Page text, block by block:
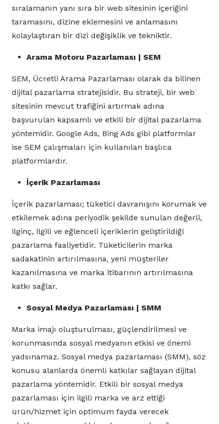
sıralamanın yanı sıra bir web sitesinin içeriğini
taramasını, dizine eklemesini ve anlamasını
kolaylaştıran bir dizi değişiklik ve tekniktir.
Arama Motoru Pazarlaması | SEM
SEM, Ücretli Arama Pazarlaması olarak da bilinen
dijital pazarlama stratejisidir. Bu strateji, bir web
sitesinin mevcut trafiğini artırmak adına
başvurulan kapsamlı ve etkili bir dijital pazarlama
yöntemidir. Google Ads, Bing Ads gibi platformlar
ise SEM çalışmaları için kullanılan başlıca
platformlardır.
İçerik Pazarlaması
İçerik pazarlaması; tüketici davranışını korumak ve
etkilemek adına periyodik şekilde sunulan değerli,
ilginç, ilgili ve eğlenceli içeriklerin geliştirildiği
pazarlama faaliyetidir. Tüketicilerin marka
sadakatinin artırılmasına, yeni müşteriler
kazanılmasına ve marka itibarının artırılmasına
katkı sağlar.
Sosyal Medya Pazarlaması | SMM
Marka imajı oluşturulması, güçlendirilmesi ve
korunmasında sosyal medyanın etkisi ve önemi
yadsınamaz. Sosyal medya pazarlaması (SMM), söz
konusu alanlarda önemli katkılar sağlayan dijital
pazarlama yöntemidir. Etkili bir sosyal medya
pazarlaması için ilgili marka ve arz ettiği
ürün/hizmet için optimum fayda verecek